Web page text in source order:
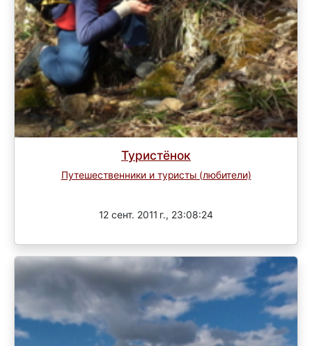
Туристёнок
Путешественники и туристы (любители)
12 сент. 2011 г., 23:08:24